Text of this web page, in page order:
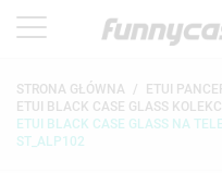
STRONA GŁÓWNA
ETUI
ETUI BLACK CASE GLASS
ETUI BLACK CASE GLASS NA
ST_ALP102